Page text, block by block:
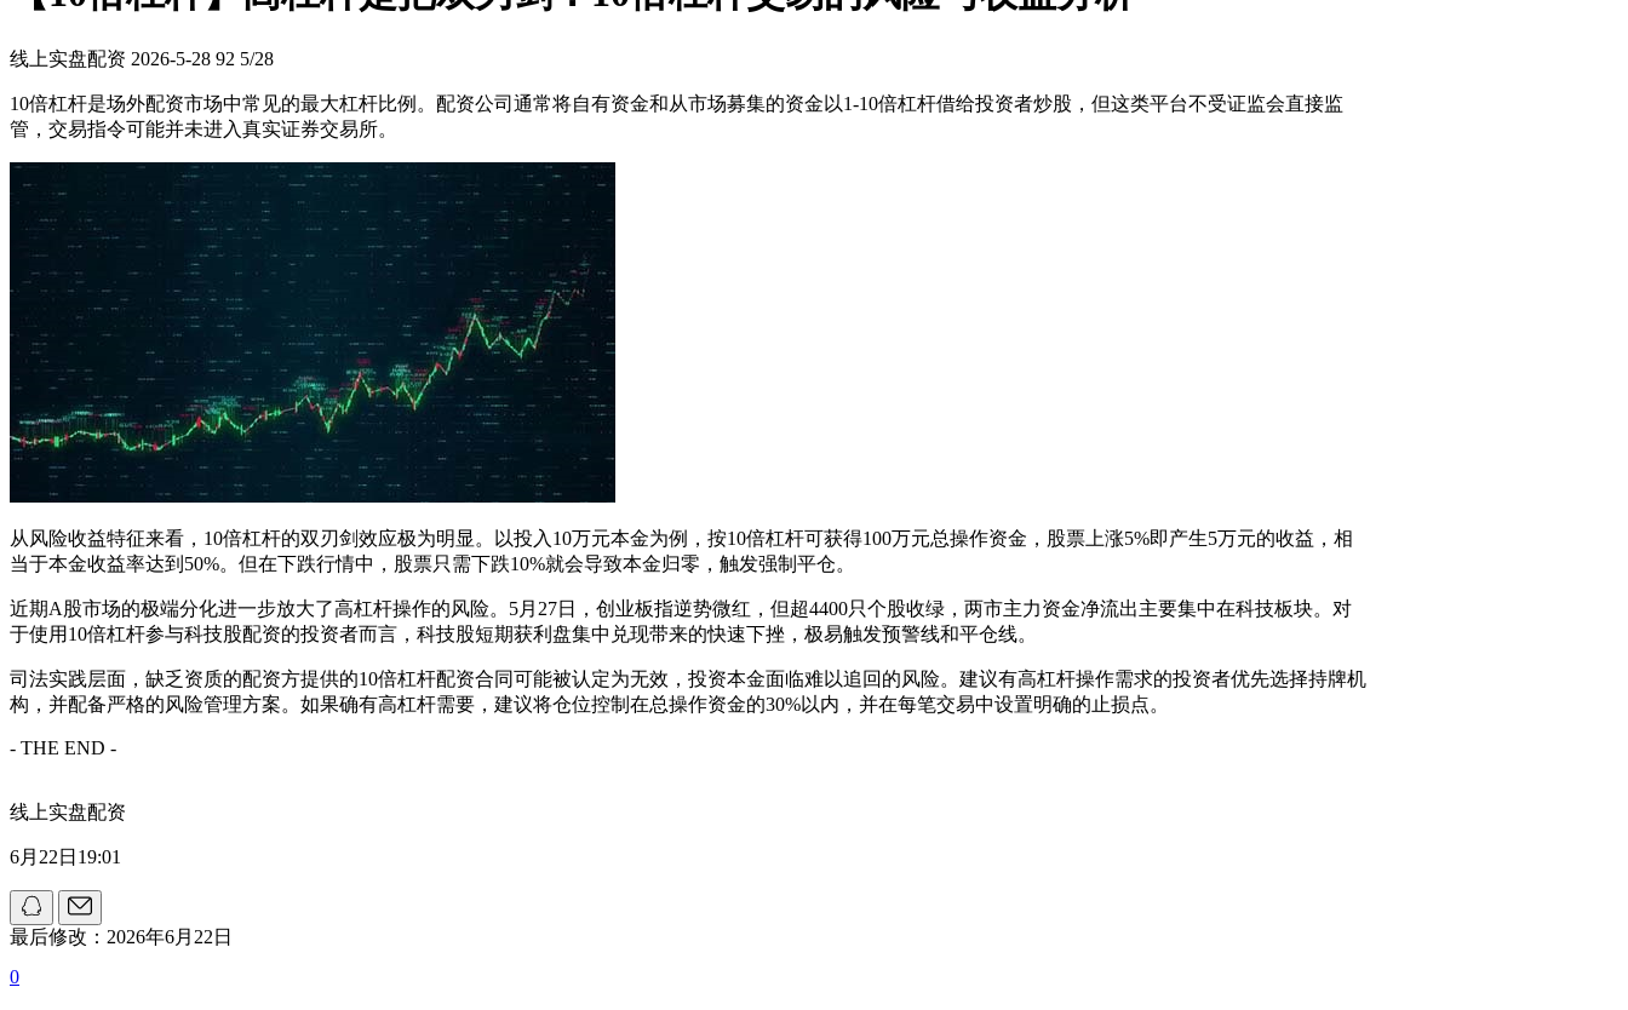
线上实盘配资 2026-5-28 92 5/28
10倍杠杆是场外配资市场中常见的最大杠杆比例。配资公司通常将自有资金和从市场募集的资金以1-10倍杠杆借给投资者炒股，但这类平台不受证监会直接监
管，交易指令可能并未进入真实证券交易所。
从风险收益特征来看，10倍杠杆的双刃剑效应极为明显。以投入10万元本金为例，按10倍杠杆可获得100万元总操作资金，股票上涨5%即产生5万元的收益，相
当于本金收益率达到50%。但在下跌行情中，股票只需下跌10%就会导致本金归零，触发强制平仓。
近期A股市场的极端分化进一步放大了高杠杆操作的风险。5月27日，创业板指逆势微红，但超4400只个股收绿，两市主力资金净流出主要集中在科技板块。对
于使用10倍杠杆参与科技股配资的投资者而言，科技股短期获利盘集中兑现带来的快速下挫，极易触发预警线和平仓线。
司法实践层面，缺乏资质的配资方提供的10倍杠杆配资合同可能被认定为无效，投资本金面临难以追回的风险。建议有高杠杆操作需求的投资者优先选择持牌机
构，并配备严格的风险管理方案。如果确有高杠杆需要，建议将仓位控制在总操作资金的30%以内，并在每笔交易中设置明确的止损点。
- THE END -
线上实盘配资
6月22日19:01
最后修改：2026年6月22日
0